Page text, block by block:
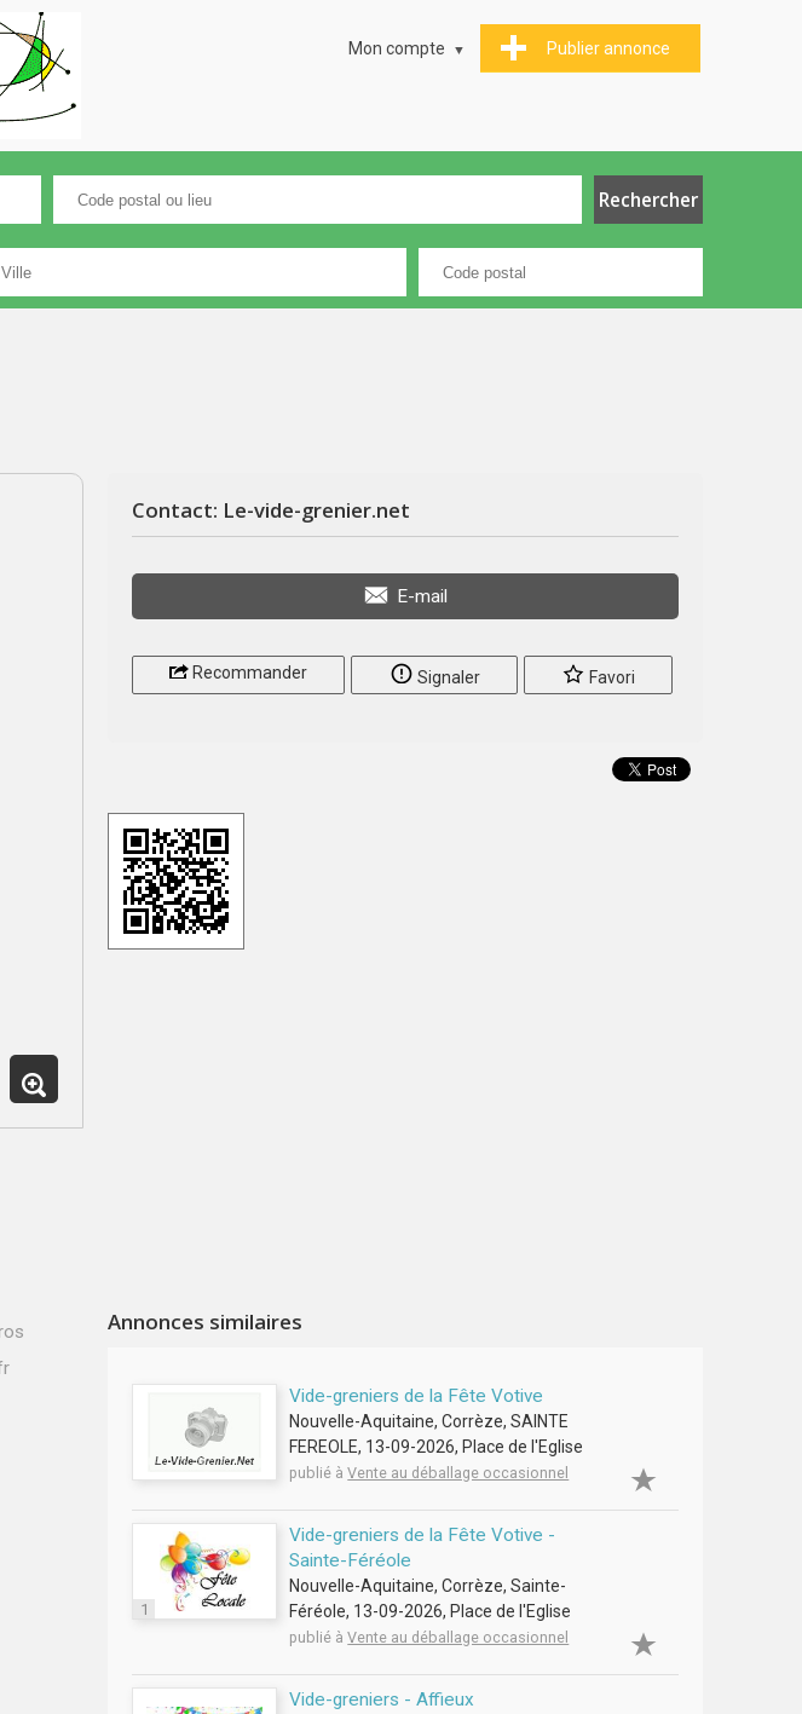
Publier annonce
Mon compte
Contact: Le-vide-grenier.net
E-mail
Recommander Signaler Favori
Annonces similaires
Vide-greniers de la Fête Votive
Nouvelle-Aquitaine, Corrèze, SAINTE
FEREOLE, 13-09-2026, Place de l'Eglise
publié àVente au déballage occasionnel
1
Vide-greniers de la Fête Votive -
Sainte-Féréole
Nouvelle-Aquitaine, Corrèze, Sainte-
Féréole, 13-09-2026, Place de l'Eglise
publié àVente au déballage occasionnel
Vide-greniers - Affieux